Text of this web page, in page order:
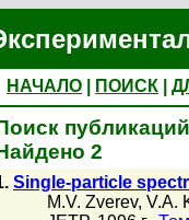
НАЧАЛО ПОИСК
2
Single-particle
M.V. Zverev, V.A.